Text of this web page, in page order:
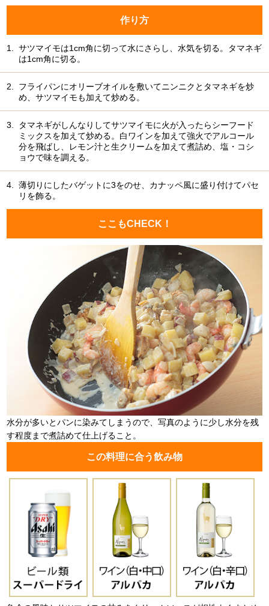
作り方
1.
サツマイモは1cm角に切って水にさらし、水気を切る。タマネギ
は1cm角に切る。
2.
フライパンにオリーブオイルを敷いてニンニクとタマネギを炒
め、サツマイモも加えて炒める。
3.
タマネギがしんなりしてサツマイモに火が入ったらシーフード
ミックスを加えて炒める。白ワインを加えて強火でアルコール
分を飛ばし、レモン汁と生クリームを加えて煮詰め、塩・コシ
ョウで味を調える。
4.
薄切りにしたバゲットに3をのせ、カナッペ風に盛り付けてパセ
リを飾る。
ここもCHECK！
水分が多いとパンに染みてしまうので、写真のように少し水分を残
す程度まで煮詰めて仕上げること。
この料理に合う飲み物